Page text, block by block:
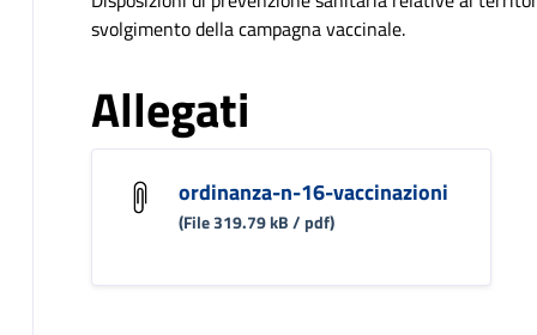
svolgimento della campagna vaccinale.
Allegati
ordinanza-n-16-vaccinazioni
(File 319.79 kB / pdf)